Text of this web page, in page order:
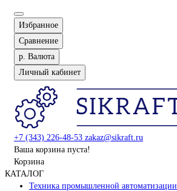
Избранное
Сравнение
р. Валюта
Личный кабинет
+7 (343) 226-48-53 zakaz@sikraft.ru
Ваша корзина пуста!
Корзина
КАТАЛОГ
Техника промышленной автоматизации